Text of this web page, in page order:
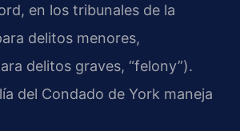
en los tribunales de la
delitos menores,
delitos graves, “felony”).
del Condado de York maneja